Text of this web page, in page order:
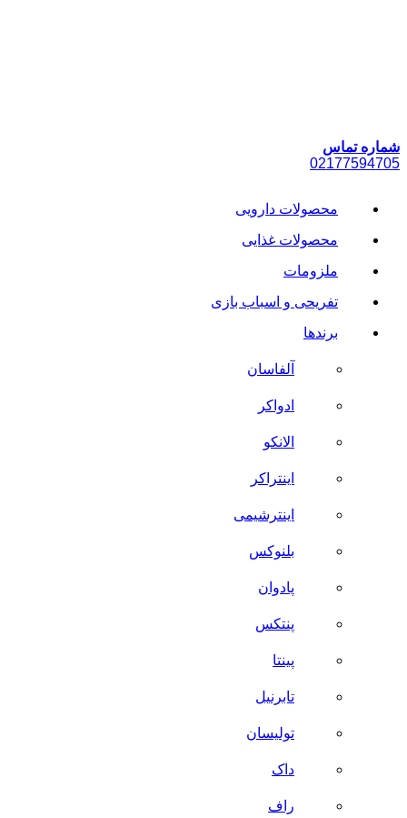
شماره تماس
02177594705
محصولات دارویی
محصولات غذایی
ملزومات
تفریحی و اسباب بازی
برندها
آلفاسان
ادواکر
الانکو
اینتراکر
اینترشیمی
بلنوکس
پادوان
پنتکس
پینتا
تابرنیل
تولیسان
داک
راف